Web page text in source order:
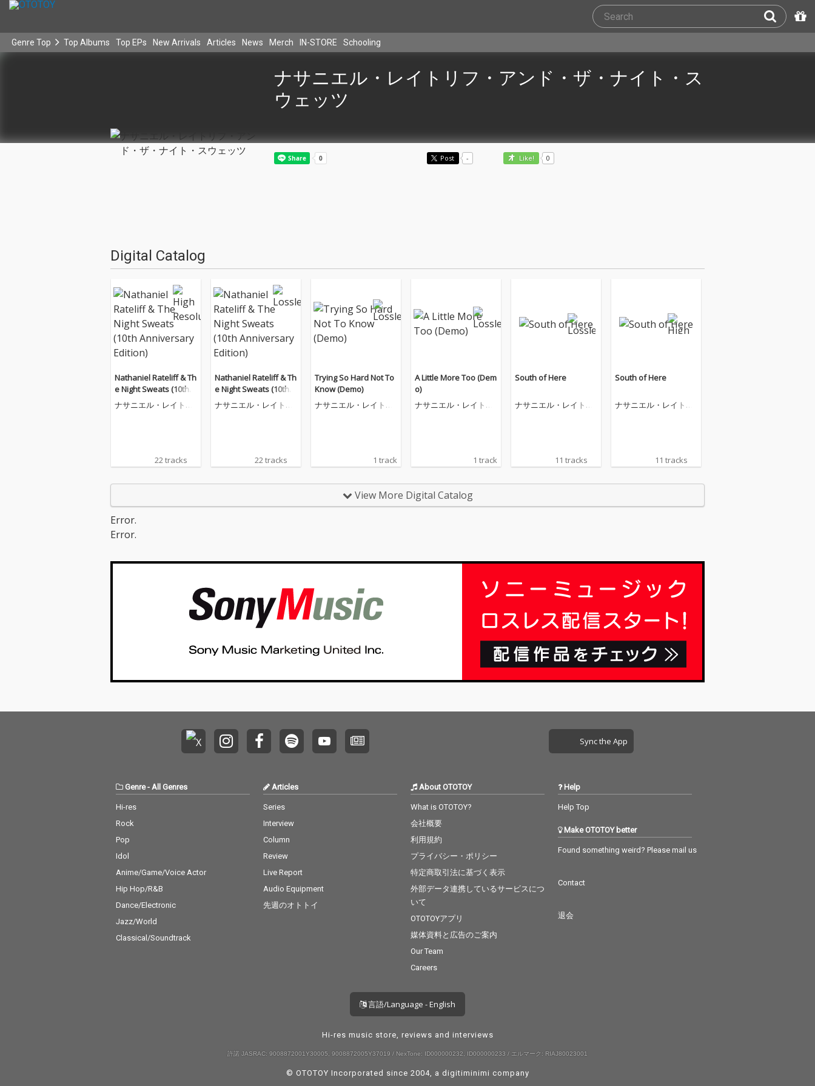
Genre Top Top Albums Top EPs New Arrivals Articles News Merch IN-STORE Schooling
ナサニエル・レイトリフ・アンド・ザ・ナイト・ス
ウェッツ
Post - Like! 0
Digital Catalog
Nathaniel Rateliff & Th
e Night Sweats (10th A
nniversary Edition)
ナサニエル・レイトリ
22 tracks
Nathaniel Rateliff & Th
e Night Sweats (10th A
nniversary Edition)
ナサニエル・レイトリ
22 tracks
Trying So Hard Not To
Know (Demo)
ナサニエル・レイトリ
1 track
A Little More Too (Dem
o)
ナサニエル・レイトリ
1 track
South of Here
ナサニエル・レイトリ
11 tracks
South of Here
ナサニエル・レイトリ
11 tracks
View More Digital Catalog
Error.
Error.
Sync the App
Genre- All Genres
Hi-res
Rock
Pop
Idol
Anime/Game/Voice Actor
Hip Hop/R&B
Dance/Electronic
Jazz/World
Classical/Soundtrack
Articles
Series
Interview
Column
Review
Live Report
Audio Equipment
先週のオトトイ
About OTOTOY
What is OTOTOY?
会社概要
利用規約
プライバシー・ポリシー
特定商取引法に基づく表示
外部データ連携しているサービスにつ
いて
OTOTOYアプリ
媒体資料と広告のご案内
Our Team
Careers
Help
Help Top
Make OTOTOY better
Found something weird? Please mail us
Contact
退会
言語/Language - English
Hi-res music store, reviews and interviews
許諾 JASRAC: 9008872001Y30005, 9008872005Y37019 / NexTone: ID000000232, ID000000233 / エルマーク: RIAJ80023001
© OTOTOY Incorporated since 2004, a digitiminimi company